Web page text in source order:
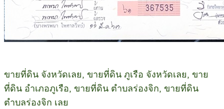
ขายที่ดิน จังหวัดเลย, ขายที่ดิน ภูเรือ จังหวัดเลย, ขาย
ที่ดิน อำเภอภูเรือ, ขายที่ดิน ตำบลร่องจิก, ขายที่ดิน
ตำบลร่องจิก เลย